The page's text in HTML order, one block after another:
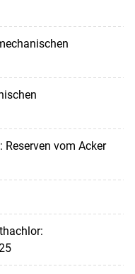
vom Acker